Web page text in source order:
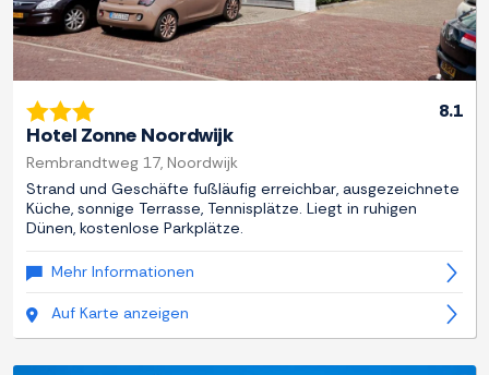
8.1
Hotel Zonne Noordwijk
Rembrandtweg 17, Noordwijk
Strand und Geschäfte fußläufig erreichbar, ausgezeichnete
Küche, sonnige Terrasse, Tennisplätze. Liegt in ruhigen
Dünen, kostenlose Parkplätze.
Mehr Informationen
Auf Karte anzeigen